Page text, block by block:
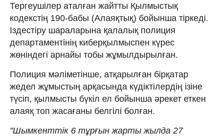
Тергеушілер аталған жайтты Қылмыстық
кодекстің 190-бабы (Алаяқтық) бойынша тіркеді.
Іздестіру шараларына қалалық полиция
департаментінің киберқылмыспен күрес
жөніндегі арнайы тобы жұмылдырылған.
Полиция мәліметінше, атқарылған бірқатар
жедел жұмыстың арқасында күдіктілердің ізіне
түсіп, қылмысты бүкіл ел бойынша әрекет еткен
алаяқ топ жасағаны белгілі болған.
"Шымкенттік 6 тұрғын жарты жылда 27